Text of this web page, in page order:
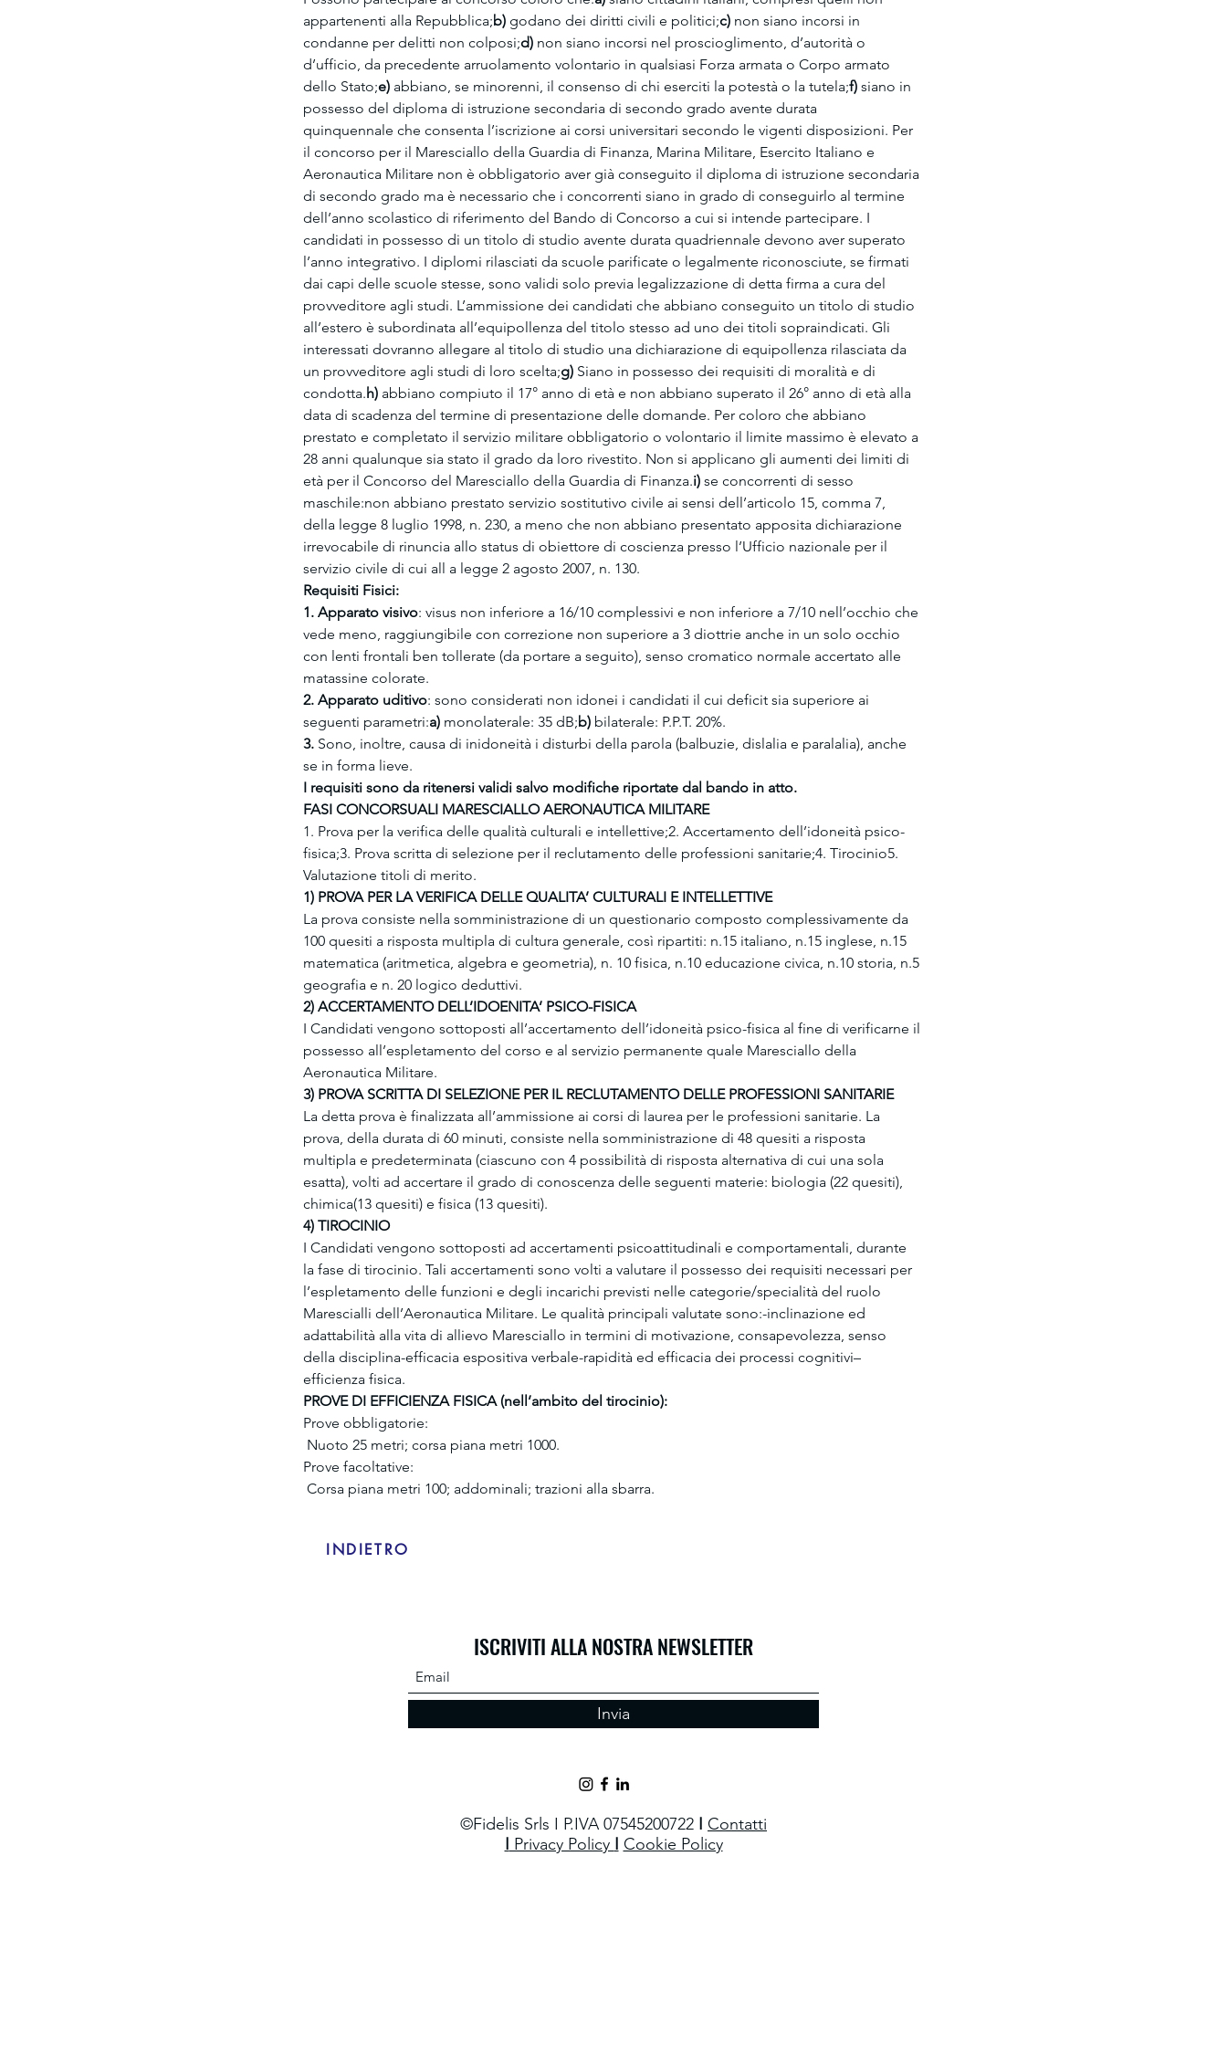
appartenenti alla Repubblica;b) godano dei diritti civili e politici;c) non siano incorsi in
condanne per delitti non colposi;d) non siano incorsi nel proscioglimento, d’autorità o
d’ufficio, da precedente arruolamento volontario in qualsiasi Forza armata o Corpo armato
dello Stato;e) abbiano, se minorenni, il consenso di chi eserciti la potestà o la tutela;f) siano in
possesso del diploma di istruzione secondaria di secondo grado avente durata
quinquennale che consenta l’iscrizione ai corsi universitari secondo le vigenti disposizioni. Per
il concorso per il Maresciallo della Guardia di Finanza, Marina Militare, Esercito Italiano e
Aeronautica Militare non è obbligatorio aver già conseguito il diploma di istruzione secondaria
di secondo grado ma è necessario che i concorrenti siano in grado di conseguirlo al termine
dell’anno scolastico di riferimento del Bando di Concorso a cui si intende partecipare. I
candidati in possesso di un titolo di studio avente durata quadriennale devono aver superato
l’anno integrativo. I diplomi rilasciati da scuole parificate o legalmente riconosciute, se firmati
dai capi delle scuole stesse, sono validi solo previa legalizzazione di detta firma a cura del
provveditore agli studi. L’ammissione dei candidati che abbiano conseguito un titolo di studio
all’estero è subordinata all’equipollenza del titolo stesso ad uno dei titoli sopraindicati. Gli
interessati dovranno allegare al titolo di studio una dichiarazione di equipollenza rilasciata da
un provveditore agli studi di loro scelta;g) Siano in possesso dei requisiti di moralità e di
condotta.h) abbiano compiuto il 17° anno di età e non abbiano superato il 26° anno di età alla
data di scadenza del termine di presentazione delle domande. Per coloro che abbiano
prestato e completato il servizio militare obbligatorio o volontario il limite massimo è elevato a
28 anni qualunque sia stato il grado da loro rivestito. Non si applicano gli aumenti dei limiti di
età per il Concorso del Maresciallo della Guardia di Finanza.i) se concorrenti di sesso
maschile:non abbiano prestato servizio sostitutivo civile ai sensi dell’articolo 15, comma 7,
della legge 8 luglio 1998, n. 230, a meno che non abbiano presentato apposita dichiarazione
irrevocabile di rinuncia allo status di obiettore di coscienza presso l’Ufficio nazionale per il
servizio civile di cui all a legge 2 agosto 2007, n. 130.
Requisiti Fisici:
1. Apparato visivo: visus non inferiore a 16/10 complessivi e non inferiore a 7/10 nell’occhio che
vede meno, raggiungibile con correzione non superiore a 3 diottrie anche in un solo occhio
con lenti frontali ben tollerate (da portare a seguito), senso cromatico normale accertato alle
matassine colorate.
2. Apparato uditivo: sono considerati non idonei i candidati il cui deficit sia superiore ai
seguenti parametri:a) monolaterale: 35 dB;b) bilaterale: P.P.T. 20%.
3. Sono, inoltre, causa di inidoneità i disturbi della parola (balbuzie, dislalia e paralalia), anche
se in forma lieve.
I requisiti sono da ritenersi validi salvo modifiche riportate dal bando in atto.
FASI CONCORSUALI MARESCIALLO AERONAUTICA MILITARE
1. Prova per la verifica delle qualità culturali e intellettive;2. Accertamento dell’idoneità psico-
fisica;3. Prova scritta di selezione per il reclutamento delle professioni sanitarie;4. Tirocinio5.
Valutazione titoli di merito.
1) PROVA PER LA VERIFICA DELLE QUALITA’ CULTURALI E INTELLETTIVE
La prova consiste nella somministrazione di un questionario composto complessivamente da
100 quesiti a risposta multipla di cultura generale, così ripartiti: n.15 italiano, n.15 inglese, n.15
matematica (aritmetica, algebra e geometria), n. 10 fisica, n.10 educazione civica, n.10 storia, n.5
geografia e n. 20 logico deduttivi.
2) ACCERTAMENTO DELL’IDOENITA’ PSICO-FISICA
I Candidati vengono sottoposti all’accertamento dell’idoneità psico-fisica al fine di verificarne il
possesso all’espletamento del corso e al servizio permanente quale Maresciallo della
Aeronautica Militare.
3) PROVA SCRITTA DI SELEZIONE PER IL RECLUTAMENTO DELLE PROFESSIONI SANITARIE
La detta prova è finalizzata all’ammissione ai corsi di laurea per le professioni sanitarie. La
prova, della durata di 60 minuti, consiste nella somministrazione di 48 quesiti a risposta
multipla e predeterminata (ciascuno con 4 possibilità di risposta alternativa di cui una sola
esatta), volti ad accertare il grado di conoscenza delle seguenti materie: biologia (22 quesiti),
chimica(13 quesiti) e fisica (13 quesiti).
4) TIROCINIO
I Candidati vengono sottoposti ad accertamenti psicoattitudinali e comportamentali, durante
la fase di tirocinio. Tali accertamenti sono volti a valutare il possesso dei requisiti necessari per
l’espletamento delle funzioni e degli incarichi previsti nelle categorie/specialità del ruolo
Marescialli dell’Aeronautica Militare. Le qualità principali valutate sono:-inclinazione ed
adattabilità alla vita di allievo Maresciallo in termini di motivazione, consapevolezza, senso
della disciplina-efficacia espositiva verbale-rapidità ed efficacia dei processi cognitivi–
efficienza fisica.
PROVE DI EFFICIENZA FISICA (nell’ambito del tirocinio):
Prove obbligatorie:
Nuoto 25 metri; corsa piana metri 1000.
Prove facoltative:
Corsa piana metri 100; addominali; trazioni alla sbarra.
INDIETRO
ISCRIVITI ALLA NOSTRA NEWSLETTER
Invia
©Fidelis Srls I P.IVA 07545200722 I Contatti
I Privacy Policy I Cookie Policy